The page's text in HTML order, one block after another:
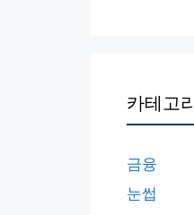
카테고리
금융
눈썹